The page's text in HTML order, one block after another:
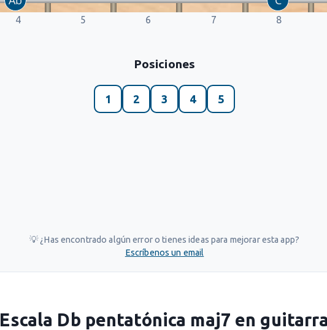
4 5 6 7 8
Posiciones
1 2 3 4 5
💡 ¿Has encontrado algún error o tienes ideas para mejorar esta app?
Escríbenos un email
Escala Db pentatónica maj7 en guitarra